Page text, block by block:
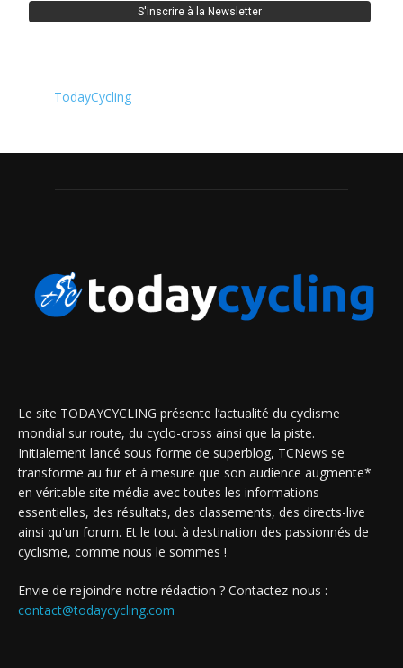
TodayCycling
Le site TODAYCYCLING présente l’actualité du cyclisme
mondial sur route, du cyclo-cross ainsi que la piste.
Initialement lancé sous forme de superblog, TCNews se
transforme au fur et à mesure que son audience augmente*
en véritable site média avec toutes les informations
essentielles, des résultats, des classements, des directs-live
ainsi qu'un forum. Et le tout à destination des passionnés de
cyclisme, comme nous le sommes !
Envie de rejoindre notre rédaction ? Contactez-nous :
contact@todaycycling.com